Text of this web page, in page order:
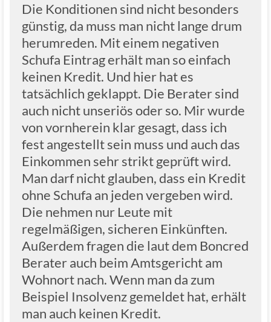
Die Konditionen sind nicht besonders
günstig, da muss man nicht lange drum
herumreden. Mit einem negativen
Schufa Eintrag erhält man so einfach
keinen Kredit. Und hier hat es
tatsächlich geklappt. Die Berater sind
auch nicht unseriös oder so. Mir wurde
von vornherein klar gesagt, dass ich
fest angestellt sein muss und auch das
Einkommen sehr strikt geprüft wird.
Man darf nicht glauben, dass ein Kredit
ohne Schufa an jeden vergeben wird.
Die nehmen nur Leute mit
regelmäßigen, sicheren Einkünften.
Außerdem fragen die laut dem Boncred
Berater auch beim Amtsgericht am
Wohnort nach. Wenn man da zum
Beispiel Insolvenz gemeldet hat, erhält
man auch keinen Kredit.